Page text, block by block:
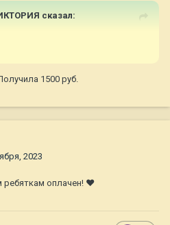
сказал:
1500 руб.
2023
ребяткам оплачен! ❤